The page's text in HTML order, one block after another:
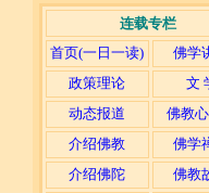
连载专栏
首页(一日一读)
佛学
政策理论
文
动态报道
佛教
介绍佛教
佛学
介绍佛陀
佛教